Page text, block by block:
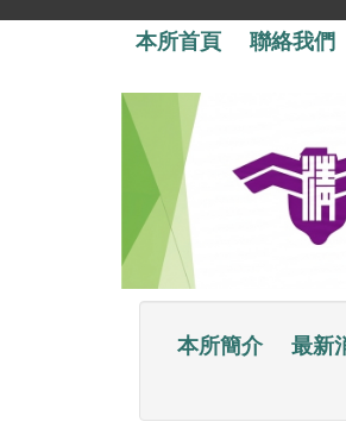
本所首頁 聯絡我們
本所簡介 最新